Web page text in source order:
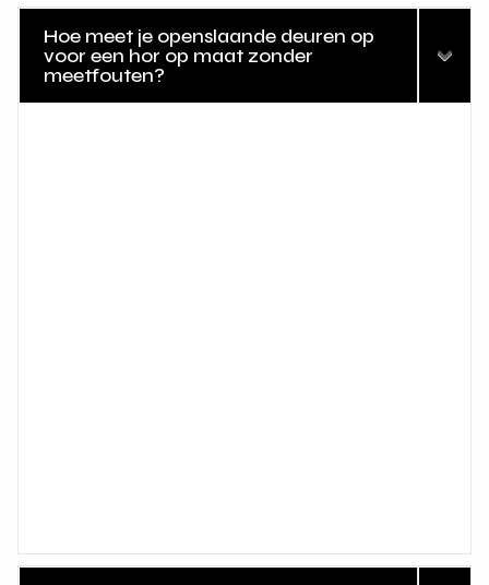
Hoe meet je openslaande deuren op
voor een hor op maat zonder
meetfouten?